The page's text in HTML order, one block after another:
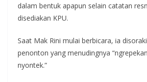
dalam bentuk apapun selain catatan
disediakan KPU.
Saat Mak Rini mulai berbicara, ia
penonton yang menudingnya
nyontek.”